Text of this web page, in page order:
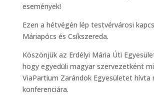
események!
Ezen a hétvégén lép testvérvárosi
Máriapócs és Csíkszereda.
Köszönjük az Erdélyi Mária Úti
hogy egyedüli magyar szervezetként
ViaPartium Zarándok Egyesületet hívta
konferenciára.